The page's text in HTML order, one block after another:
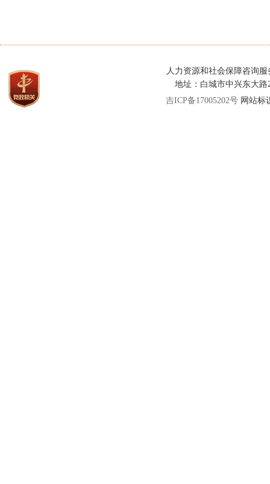
人力资源和社会保障咨询
地址：白城市中兴东大
吉ICP备17005202号 网站标